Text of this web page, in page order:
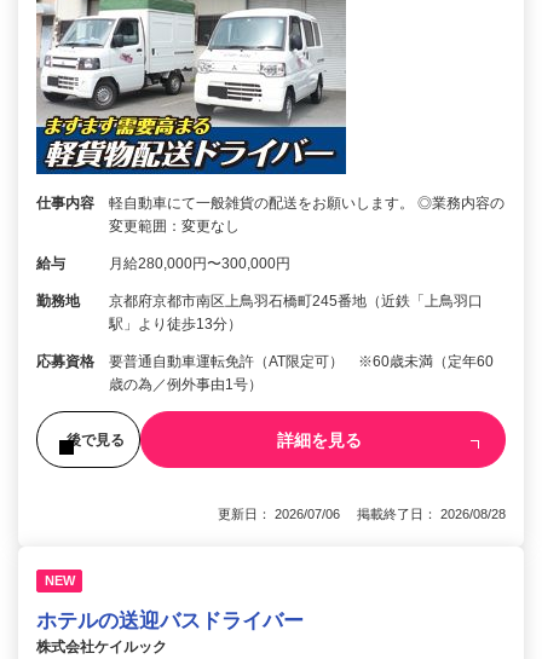
仕事内容
軽自動車にて一般雑貨の配送をお願いします。 ◎業務内容の
変更範囲：変更なし
給与 月給280,000円〜300,000円
勤務地
京都府京都市南区上鳥羽石橋町245番地（近鉄「上鳥羽口
駅」より徒歩13分）
応募資格
要普通自動車運転免許（AT限定可） ※60歳未満（定年60
歳の為／例外事由1号）
後で見る 詳細を見る
更新日： 2026/07/06 掲載終了日： 2026/08/28
NEW
ホテルの送迎バスドライバー
株式会社ケイルック